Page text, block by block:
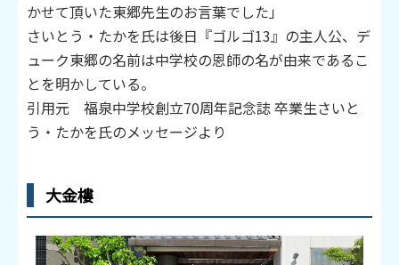
かせて頂いた東郷先生のお言葉でした」
さいとう・たかを氏は後日『ゴルゴ13』の主人公、デ
ューク東郷の名前は中学校の恩師の名が由来であるこ
とを明かしている。
引用元 福泉中学校創立70周年記念誌 卒業生さいと
う・たかを氏のメッセージより
大金樓